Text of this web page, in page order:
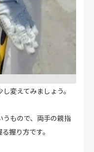
変えてみましょう。
うもので、両手の親指
握り方です。